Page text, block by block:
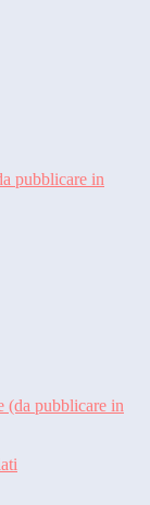
pubblicare in
(da pubblicare in